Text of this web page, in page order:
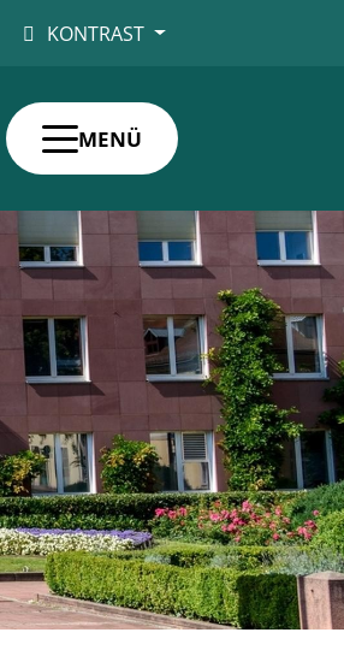
KONTRAST
MENÜ